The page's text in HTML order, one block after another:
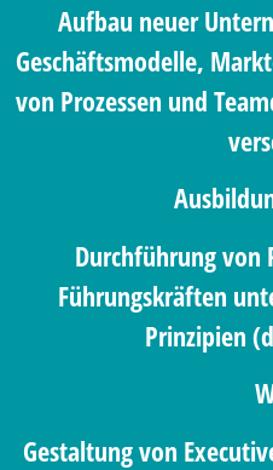
Aufbau neuer
Geschäftsmodelle,
von Prozessen und
Durchführung von
Führungskräften
Prinzipien
Gestaltung von